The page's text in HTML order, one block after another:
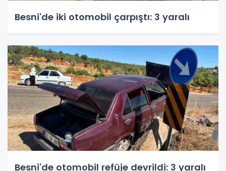
Besni'de iki otomobil çarpıştı: 3 yaralı
Besni'de otomobil refüje devrildi: 3 yaralı